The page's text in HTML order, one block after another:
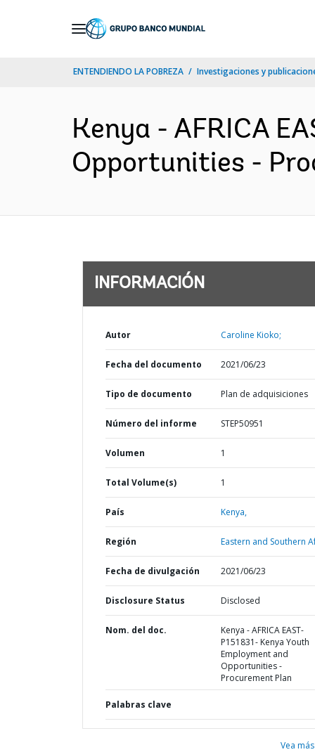
ENTENDIENDO LA POBREZA Investigaciones y
Kenya - AFRICA
Opportunities -
INFORMACIÓN
Autor Caroline Kioko;
Fecha del documento 2021/06/23
Tipo de documento Plan de adquisiciones
Número del informe STEP50951
Volumen 1
Total Volume(s) 1
País Kenya,
Región Eastern and Southern
Fecha de divulgación 2021/06/23
Disclosure Status Disclosed
Nom. del doc.
Kenya - AFRICA EAST-
P151831- Kenya Youth
Employment and
Opportunities -
Procurement Plan
Palabras clave
Vea más